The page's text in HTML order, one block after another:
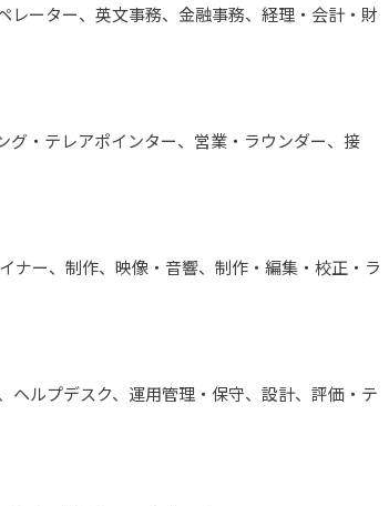
ーター、英文事務、金融事務、経理・会計・財
・テレアポインター、営業・ラウンダー、接
ナー、制作、映像・音響、制作・編集・校正・ラ
ヘルプデスク、運用管理・保守、設計、評価・テ